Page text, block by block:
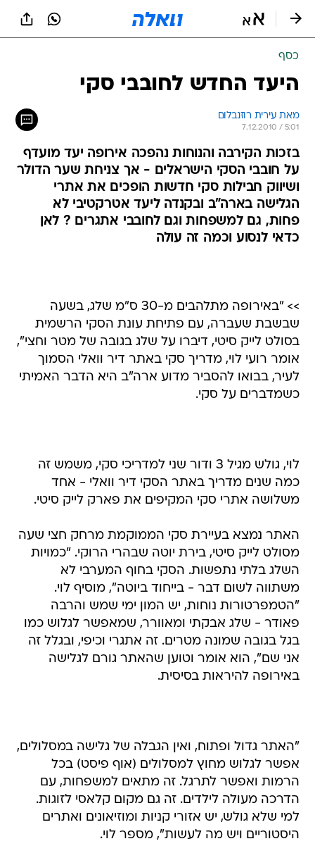
כסף
היעד החדש לחובבי סקי
מאת עירית רוזנבלום
7.12.2010 / 5:01
בזכות הקירבה והנוחות נהפכה אירופה יעד מועדף
על חובבי הסקי הישראלים - אך צניחת שער הדולר
ושיווק חבילות סקי חדשות הופכים את אתרי
הגלישה בארה"ב ובקנדה ליעד אטרקטיבי לא
פחות, גם למשפחות וגם לחובבי אתגרים ? לאן
כדאי לנסוע וכמה זה עולה
>> "באירופה מתלהבים מ-30 ס"מ שלג, בשעה
שבשבת שעברה, עם פתיחת עונת הסקי הרשמית
בסולט לייק סיטי, דיברו על שלג בגובה של מטר וחצי",
אומר רועי לוי, מדריך סקי באתר דיר וואלי הסמוך
לעיר, בבואו להסביר מדוע ארה"ב היא הדבר האמיתי
כשמדברים על סקי.
לוי, גולש מגיל 3 ודור שני למדריכי סקי, משמש זה
כמה שנים מדריך באתר הסקי דיר וואלי - אחד
משלושה אתרי סקי המקיפים את פארק לייק סיטי.
האתר נמצא בעיירת סקי הממוקמת מרחק חצי שעה
מסולט לייק סיטי, בירת יוטה שבהרי הרוקי. "כמויות
השלג בלתי נתפשות. הסקי בחוף המערבי לא
משתווה לשום דבר - בייחוד ביוטה", מוסיף לוי.
"הטמפרטורות נוחות, יש המון ימי שמש והרבה
פאודר - שלג אבקתי ומאוורר, שמאפשר לגלוש כמו
בגל בגובה שמונה מטרים. זה אתגרי וכיפי, ובגלל זה
אני שם", הוא אומר וטוען שהאתר גורם לגלישה
באירופה להיראות בסיסית.
"האתר גדול ופתוח, ואין הגבלה של גלישה במסלולים,
אפשר לגלוש מחוץ למסלולים (אוף פיסט) בכל
הרמות ואפשר לתרגל. זה מתאים למשפחות, עם
הדרכה מעולה לילדים. זה גם מקום קלאסי לזוגות.
למי שלא גולש, יש אזורי קניות ומוזיאונים ואתרים
היסטוריים ויש מה לעשות", מספר לוי.